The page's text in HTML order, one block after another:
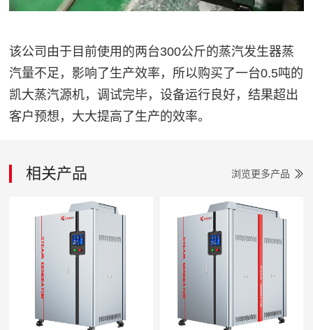
该公司由于目前使用的两台300公斤的蒸汽发生器蒸
汽量不足，影响了生产效率，所以购买了一台0.5吨的
凯大蒸汽源机，调试完毕，设备运行良好，结果超出
客户预想，大大提高了生产的效率。
相关产品 浏览更多产品